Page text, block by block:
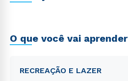
O que você vai aprender
RECREAÇÃO E LAZER